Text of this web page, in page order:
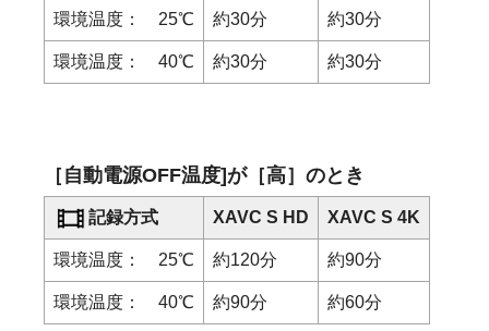
環境温度： 25℃ 約30分 約30分
環境温度： 40℃ 約30分 約30分
［自動電源OFF温度]が［高］のとき
記録方式 XAVC S HD XAVC S 4K
環境温度： 25℃ 約120分 約90分
環境温度： 40℃ 約90分 約60分